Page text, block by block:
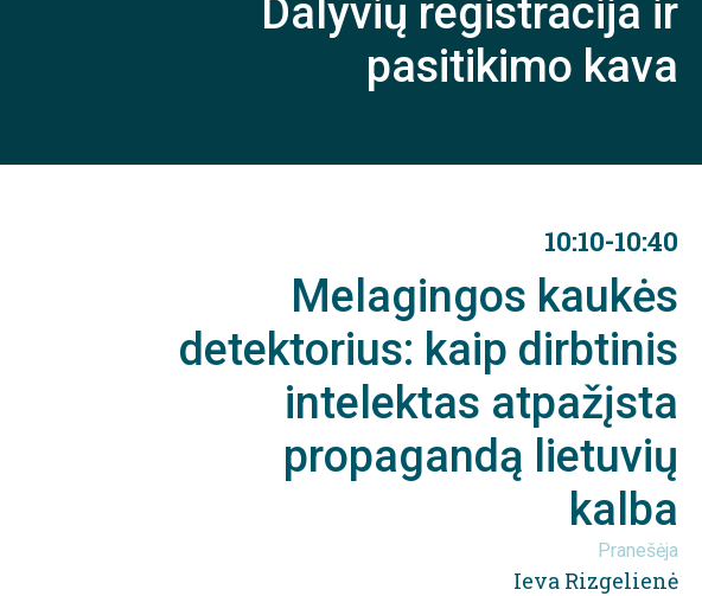
Dalyvių registracija ir
pasitikimo kava
10:10-10:40
Melagingos kaukės
detektorius: kaip dirbtinis
intelektas atpažįsta
propagandą lietuvių
kalba
Pranešėja
Ieva Rizgelienė